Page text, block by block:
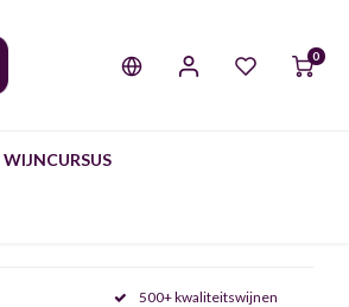
0
WIJNCURSUS
500+ kwaliteitswijnen